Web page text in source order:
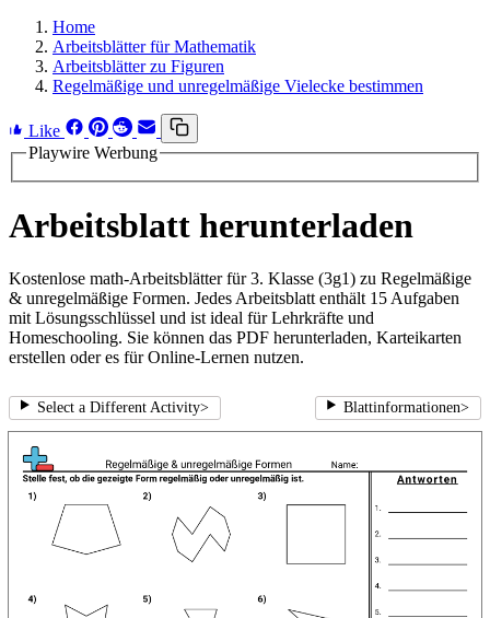
Home
Arbeitsblätter für Mathematik
Arbeitsblätter zu Figuren
Regelmäßige und unregelmäßige Vielecke bestimmen
Like
Playwire Werbung
Arbeitsblatt herunterladen
Kostenlose math-Arbeitsblätter für 3. Klasse (3g1) zu Regelmäßige
& unregelmäßige Formen. Jedes Arbeitsblatt enthält 15 Aufgaben
mit Lösungsschlüssel und ist ideal für Lehrkräfte und
Homeschooling. Sie können das PDF herunterladen, Karteikarten
erstellen oder es für Online-Lernen nutzen.
Select a Different Activity> Blattinformationen>